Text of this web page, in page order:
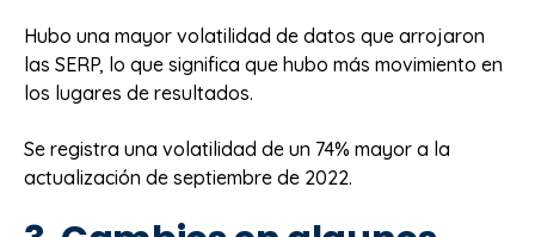
Hubo una mayor volatilidad de datos que arrojaron
las SERP, lo que significa que hubo más movimiento en
los lugares de resultados.
Se registra una volatilidad de un 74% mayor a la
actualización de septiembre de 2022.